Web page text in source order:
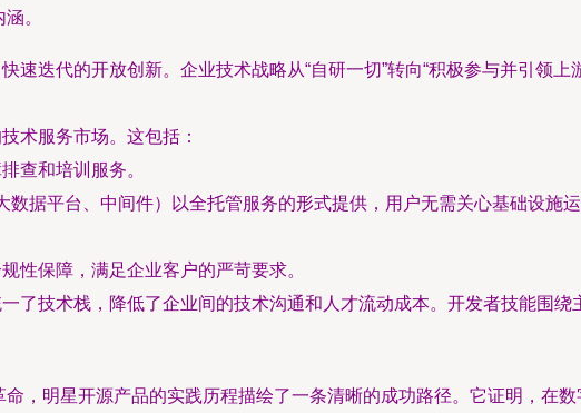
。
速迭代的开放创新。企业技术战略从“自研一切”转向“积极参与并引领上
术服务市场。这包括：
查和培训服务。
数据平台、中间件）以全托管服务的形式提供，用户无需关心基础设施
性保障，满足企业客户的严苛要求。
了技术栈，降低了企业间的技术沟通和人才流动成本。开发者技能围绕
，明星开源产品的实践历程描绘了一条清晰的成功路径。它证明，在